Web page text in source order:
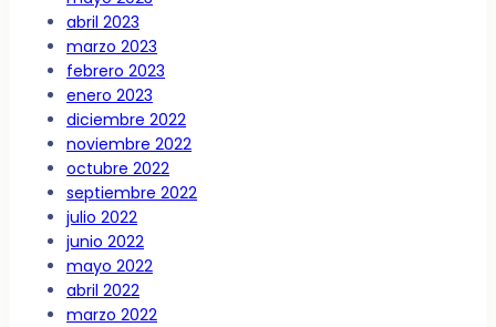
abril 2023
marzo 2023
febrero 2023
enero 2023
diciembre 2022
noviembre 2022
octubre 2022
septiembre 2022
julio 2022
junio 2022
mayo 2022
abril 2022
marzo 2022